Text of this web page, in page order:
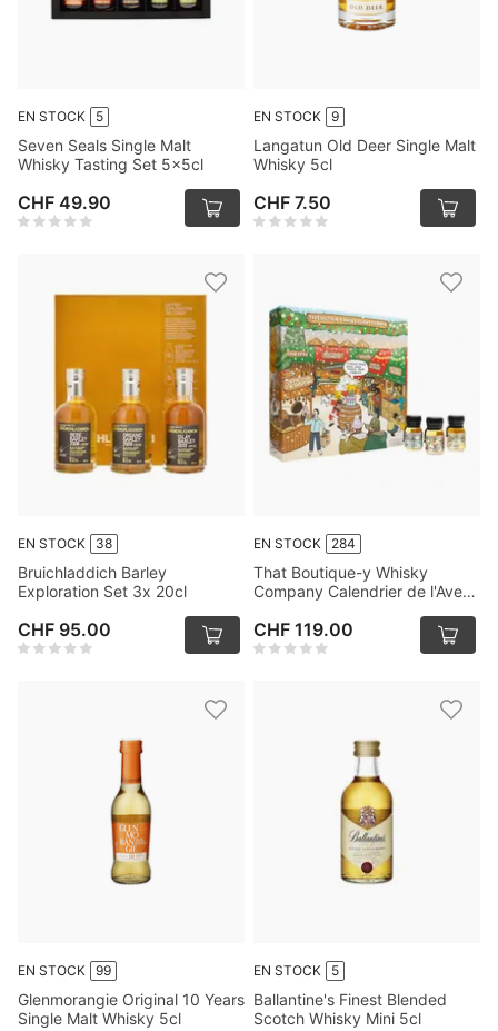
EN STOCK 5
Seven Seals Single Malt
Whisky Tasting Set 5x5cl
CHF 49.90
EN STOCK 9
Langatun Old Deer Single Malt
Whisky 5cl
CHF 7.50
EN STOCK 38
Bruichladdich Barley
Exploration Set 3x 20cl
CHF 95.00
EN STOCK 284
That Boutique-y Whisky
Company Calendrier de l'Avent
CHF 119.00
EN STOCK 99
Glenmorangie Original 10 Years
Single Malt Whisky 5cl
EN STOCK 5
Ballantine's Finest Blended
Scotch Whisky Mini 5cl